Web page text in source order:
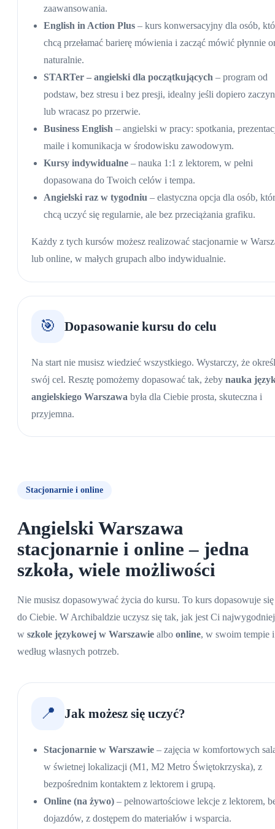
zaawansowania.
English in Action Plus – kurs konwersacyjny dla osób,
chcą przełamać barierę mówienia i zacząć mówić płynnie
naturalnie.
STARTer – angielski dla początkujących – program od
podstaw, bez stresu i bez presji, idealny jeśli dopiero
lub wracasz po przerwie.
Business English – angielski w pracy: spotkania,
maile i komunikacja w środowisku zawodowym.
Kursy indywidualne – nauka 1:1 z lektorem, w pełni
dopasowana do Twoich celów i tempa.
Angielski raz w tygodniu – elastyczna opcja dla osób,
chcą uczyć się regularnie, ale bez przeciążania grafiku.
Każdy z tych kursów możesz realizować stacjonarnie w
lub online, w małych grupach albo indywidualnie.
🎯 Dopasowanie kursu do celu
Na start nie musisz wiedzieć wszystkiego. Wystarczy, że
swój cel. Resztę pomożemy dopasować tak, żebynauka
angielskiego Warszawabyła dla Ciebie prosta, skuteczna i
przyjemna.
Stacjonarnie i online
Angielski Warszawa
stacjonarnie i online – jedna
szkoła, wiele możliwości
Nie musisz dopasowywać życia do kursu. To kurs dopasowuje się
do Ciebie. W Archibaldzie uczysz się tak, jak jest Ci
w szkole językowej w Warszawie albo online, w swoim tempie i
według własnych potrzeb.
📍 Jak możesz się uczyć?
Stacjonarnie w Warszawie – zajęcia w komfortowych
w świetnej lokalizacji (M1, M2 Metro Świętokrzyska), z
bezpośrednim kontaktem z lektorem i grupą.
Online (na żywo) – pełnowartościowe lekcje z lektorem,
dojazdów, z dostępem do materiałów i wsparcia.